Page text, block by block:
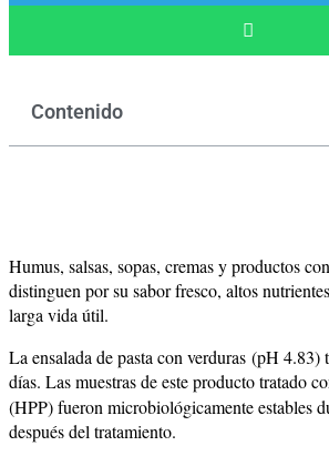
Contenido
Humus, salsas, sopas, cremas y productos
distinguen por su sabor fresco, altos
larga vida útil.
La ensalada de pasta con verduras (pH
días. Las muestras de este producto tratado
(HPP) fueron microbiológicamente estables
después del tratamiento.